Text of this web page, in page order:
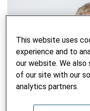
This website uses
experience and to
our website. We also
of our site with our
analytics partners.